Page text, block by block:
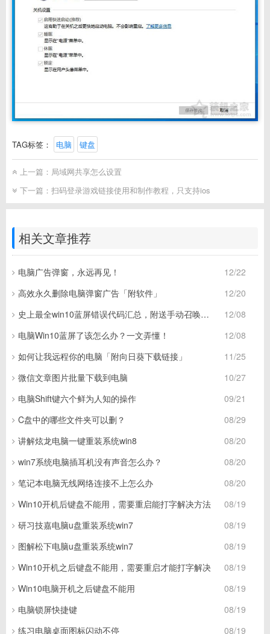
TAG标签： 电脑 键盘
上一篇： 局域网共享怎么设置
下一篇： 扫码登录游戏链接使用和制作教程，只支持ios
相关文章推荐
12/22
电脑广告弹窗，永远再见！
12/20
高效永久删除电脑弹窗广告「附软件」
12/08
史上最全win10蓝屏错误代码汇总，附送手动召唤蓝屏技能！
12/08
电脑Win10蓝屏了该怎么办？一文弄懂！
11/25
如何让我远程你的电脑「附向日葵下载链接」
10/27
微信文章图片批量下载到电脑
09/21
电脑Shift键六个鲜为人知的操作
08/29
C盘中的哪些文件夹可以删？
08/20
讲解炫龙电脑一键重装系统win8
08/20
win7系统电脑插耳机没有声音怎么办？
08/20
笔记本电脑无线网络连接不上怎么办
08/19
Win10开机后键盘不能用，需要重启能打字解决方法
08/19
研习技嘉电脑u盘重装系统win7
08/19
图解松下电脑u盘重装系统win7
08/19
Win10开机之后键盘不能用，需要重启才能打字解决
08/19
Win10电脑开机之后键盘不能用
08/19
电脑锁屏快捷键
08/19
练习电脑桌面图标闪动不停